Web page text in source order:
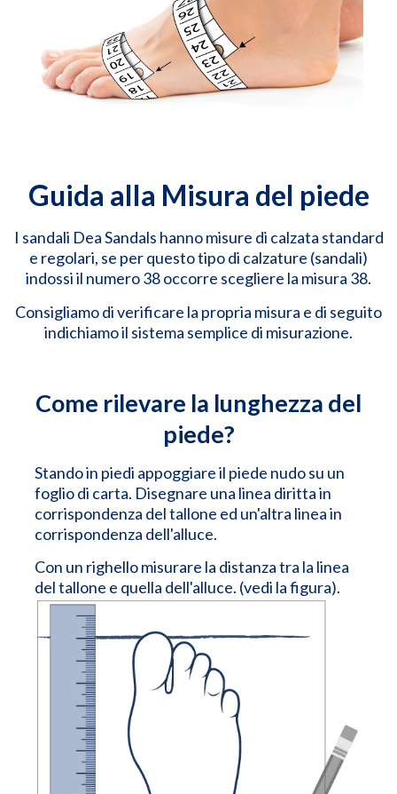
Guida alla Misura del piede
I sandali Dea Sandals hanno misure di calzata standard
e regolari, se per questo tipo di calzature (sandali)
indossi il numero 38 occorre scegliere la misura 38.
Consigliamo di verificare la propria misura e di seguito
indichiamo il sistema semplice di misurazione.
Come rilevare la lunghezza del
piede?
Stando in piedi appoggiare il piede nudo su un
foglio di carta. Disegnare una linea diritta in
corrispondenza del tallone ed un'altra linea in
corrispondenza dell'alluce.
Con un righello misurare la distanza tra la linea
del tallone e quella dell'alluce. (vedi la figura).